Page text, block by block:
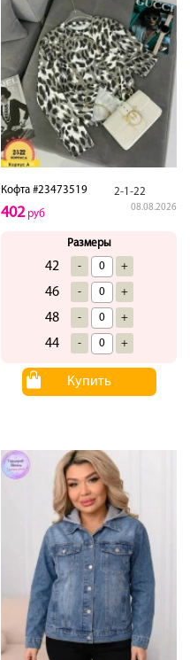
Кофта #23473519 2-1-22
08.08.2026
402руб
Размеры
42 - +
46 - +
48 - +
44 - +
Купить